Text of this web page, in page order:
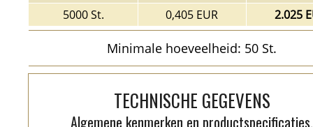
5000 St.
0,405 EUR 2.025
Minimale hoeveelheid: 50 St.
TECHNISCHE GEGEVENS
Algemene kenmerken en productspecificaties.